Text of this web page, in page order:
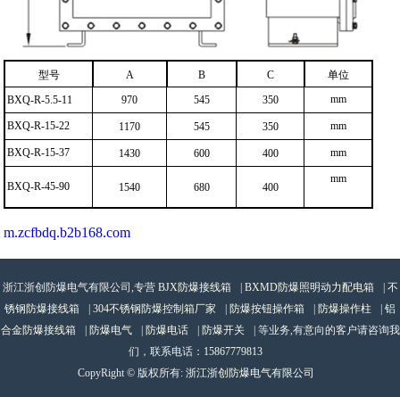
型号 A B C 单位
BXQ-R-5.5-11 970 545 350 mm
BXQ-R-15-22 1170 545 350 mm
BXQ-R-15-37 1430 600 400 mm
BXQ-R-45-90 1540 680 400
mm
m.zcfbdq.b2b168.com
浙江浙创防爆电气有限公司,专营 BJX防爆接线箱 BXMD防爆照明动力配电箱
不
锈钢防爆接线箱
304不锈钢防爆控制箱厂家 防爆按钮操作箱 防爆操作柱
铝
合金防爆接线箱
防爆电气 防爆电话 防爆开关
| 等业务,有意向的客户请咨询我
们，联系电话： 15867779813
CopyRight © 版权所有: 浙江浙创防爆电气有限公司